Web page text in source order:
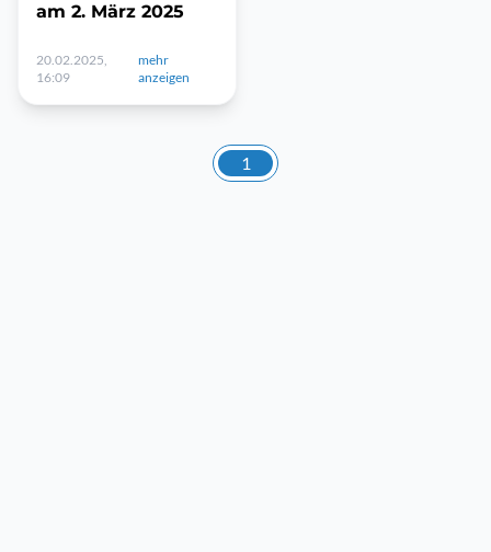
am 2. März 2025
20.02.2025,
16:09
mehr
anzeigen
1